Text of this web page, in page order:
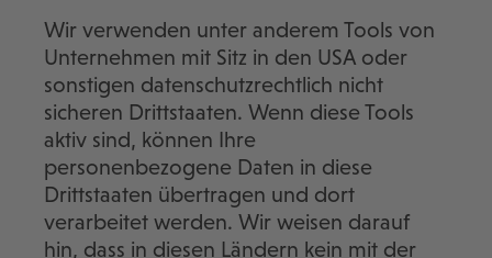
Wir verwenden unter anderem Tools von
Unternehmen mit Sitz in den USA oder
sonstigen datenschutzrechtlich nicht
sicheren Drittstaaten. Wenn diese Tools
aktiv sind, können Ihre
personenbezogene Daten in diese
Drittstaaten übertragen und dort
verarbeitet werden. Wir weisen darauf
hin, dass in diesen Ländern kein mit der